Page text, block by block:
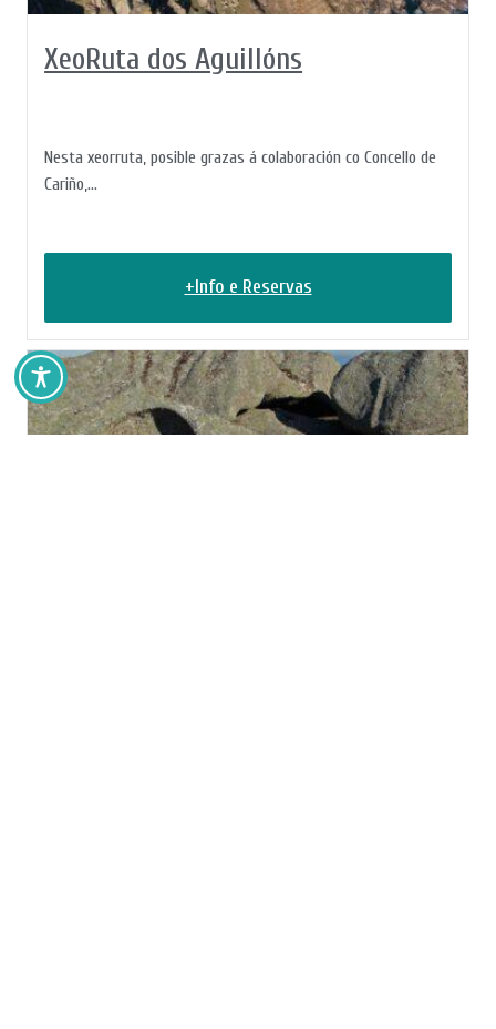
XeoRuta dos Aguillóns
Nesta xeorruta, posible grazas á colaboración co Concello de
Cariño,...
+Info e Reservas